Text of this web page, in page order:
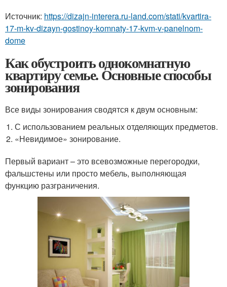
Источник: https://dizajn-interera.ru-land.com/stati/kvartira-
17-m-kv-dizayn-gostinoy-komnaty-17-kvm-v-panelnom-
dome
Как обустроить однокомнатную
квартиру семье. Основные способы
зонирования
Все виды зонирования сводятся к двум основным:
С использованием реальных отделяющих предметов.
«Невидимое» зонирование.
Первый вариант – это всевозможные перегородки,
фальшстены или просто мебель, выполняющая
функцию разграничения.